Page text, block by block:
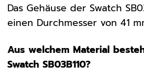
Das Gehäuse der Swatch
einen Durchmesser von 41
Aus welchem Material
Swatch SB03B110?